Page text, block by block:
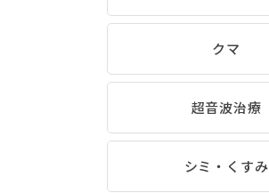
クマ
超音波治療
シミ・くすみ